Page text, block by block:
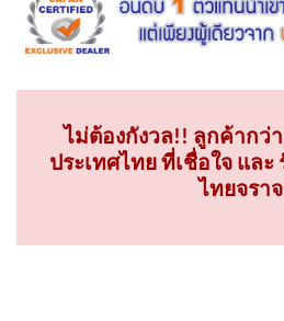
ไม่ต้องกังวล!! ลูกค้ากว่า
ประเทศไทย ที่เชื่อใจ และ
ไทยจรา